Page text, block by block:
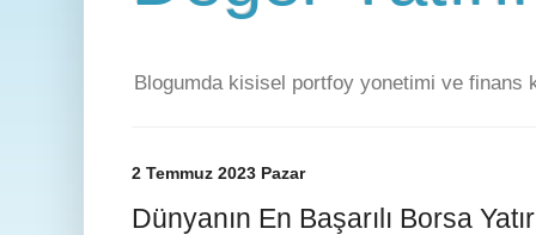
Blogumda kisisel portfoy yonetimi ve finans
2 Temmuz 2023 Pazar
Dünyanın En Başarılı Borsa